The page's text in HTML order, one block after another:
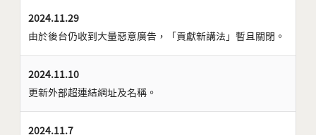
2024.11.29
由於後台仍收到大量惡意廣告，「貢獻新講法」暫且關閉。
2024.11.10
更新外部超連結網址及名稱。
2024.11.7